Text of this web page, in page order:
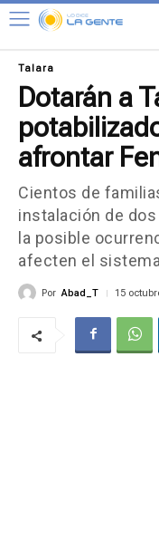
Talara
Dotarán a
afrontar
Cientos de
instalación de
la posible
afecten el
Por Abad_T 15